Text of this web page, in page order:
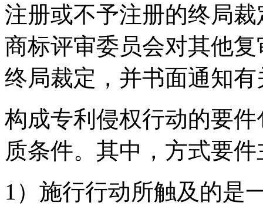
注册或不予注册的终局
商标评审委员会对其他
终局裁定，并书面通
构成专利侵权行动的要
质条件。其中，方式要
1）施行行动所触及的是